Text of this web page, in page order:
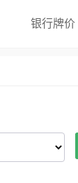
银行牌价